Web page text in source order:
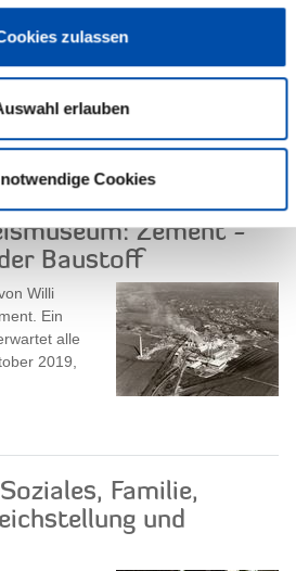
zulassen
erlauben
Cookies
Familie,
Kreistages
dem 27.
Zement -
Baustoff
Willi
Ein
alle
2019,
Familie,
und